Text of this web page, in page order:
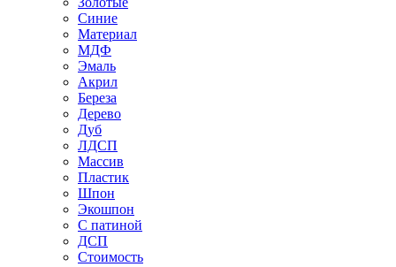
Синие
Материал
МДФ
Эмаль
Акрил
Береза
Дерево
Дуб
ЛДСП
Массив
Пластик
Шпон
Экошпон
С патиной
ДСП
Стоимость